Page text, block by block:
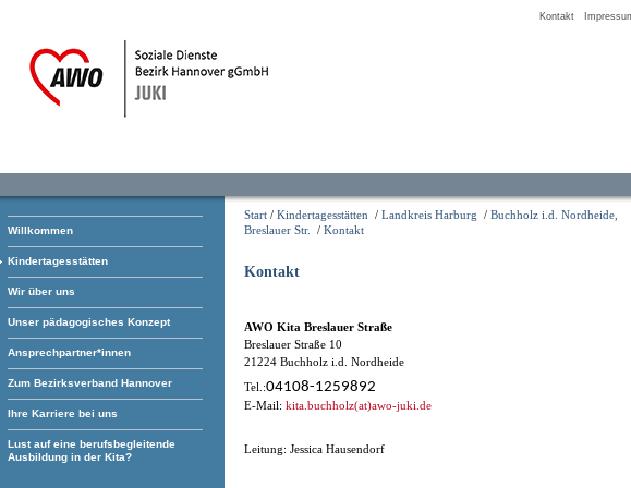
Kontakt
Willkommen
Kindertagesstätten
Wir über uns
Unser pädagogisches Konzept
Ansprechpartner*innen
Zum Bezirksverband Hannover
Ihre Karriere bei uns
Lust auf eine berufsbegleitende
Ausbildung in der Kita?
Start / Kindertagesstätten / Landkreis Harburg / Buchholz i.d. Nordheide,
Breslauer Str.
/ Kontakt
Kontakt
AWO Kita Breslauer Straße
Breslauer Straße 10
21224 Buchholz i.d. Nordheide
Tel.:04108-1259892
E-Mail: kita.buchholz(at)awo-juki.de
Leitung: Jessica Hausendorf